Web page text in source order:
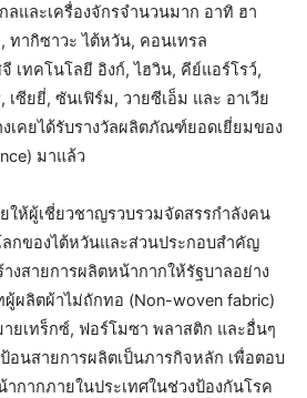
และเครื่องจักรจำนวนมาก อาทิ ฮา
ทากิซาวะ ไต้หวัน, คอนเทรล
เทคโนโลยี อิงก์, ไฮวิน, คีย์แอร์โรว์,
ซียยี่, ซันเฟิร์ม, วายซีเอ็ม และ อาเวีย
เคยได้รับรางวัลผลิตภัณฑ์ยอดเยี่ยมของ
มาแล้ว
ให้ผู้เชี่ยวชาญรวบรวมจัดสรรกำลังคน
ลกของไต้หวันและส่วนประกอบสำคัญ
งสายการผลิตหน้ากากให้รัฐบาลอย่าง
ผลิตผ้าไม่ถักทอ (Non-woven fabric)
ายเทร็กซ์, ฟอร์โมซา พลาสติก และอื่นๆ
อนสายการผลิตเป็นภารกิจหลัก เพื่อตอบ
กากภายในประเทศในช่วงป้องกันโรค